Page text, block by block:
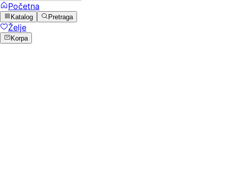
Početna
Katalog Pretraga
Želje
Korpa